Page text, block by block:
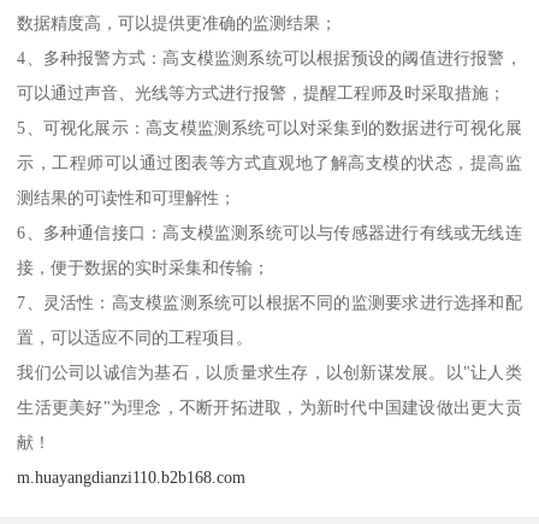
数据精度高，可以提供更准确的监测结果；
4、多种报警方式：高支模监测系统可以根据预设的阈值进行报警，
可以通过声音、光线等方式进行报警，提醒工程师及时采取措施；
5、可视化展示：高支模监测系统可以对采集到的数据进行可视化展
示，工程师可以通过图表等方式直观地了解高支模的状态，提高监
测结果的可读性和可理解性；
6、多种通信接口：高支模监测系统可以与传感器进行有线或无线连
接，便于数据的实时采集和传输；
7、灵活性：高支模监测系统可以根据不同的监测要求进行选择和配
置，可以适应不同的工程项目。
我们公司以诚信为基石，以质量求生存，以创新谋发展。以"让人类
生活更美好"为理念，不断开拓进取，为新时代中国建设做出更大贡
献！
m.huayangdianzi110.b2b168.com